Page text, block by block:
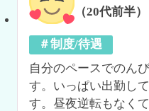
（20代前半）
＃制度/待遇
自分のペースでのん
す。いっぱい出勤し
す。昼夜逆転もなくて